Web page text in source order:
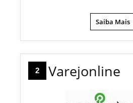
Saiba Mais
2 Varejonline